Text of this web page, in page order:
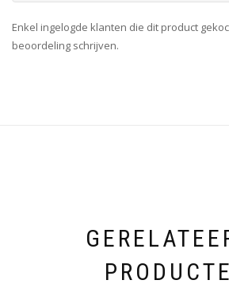
Enkel ingelogde klanten die dit product
beoordeling schrijven.